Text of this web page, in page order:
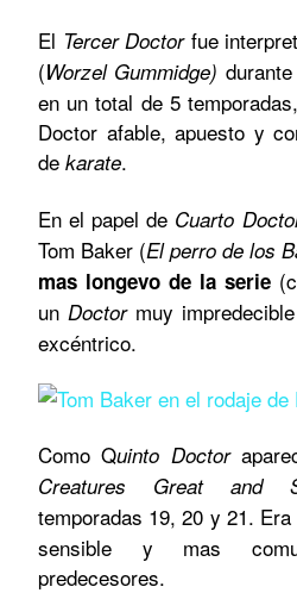
El Tercer Doctorfue
(Worzel Gummidge)
en un total de 5
Doctor afable, apuesto y
de karate.
En el papel de Cuarto
Tom Baker (El perro de los
mas longevo de la serie
un Doctormuy
excéntrico.
Como Quinto Doctor
Creatures Great and
temporadas 19, 20 y 21. Era
sensible y mas
predecesores.